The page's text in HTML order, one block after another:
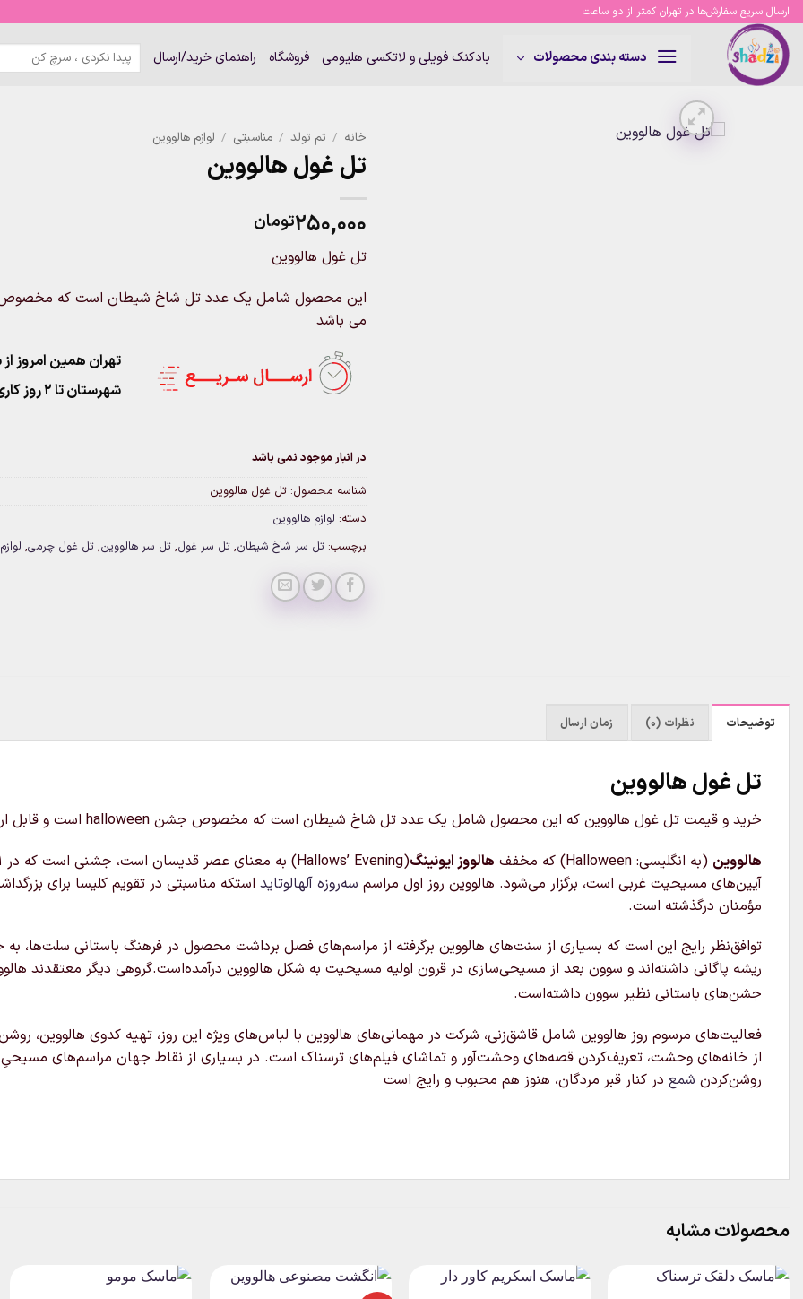
Skip
content
ارسال سریع سفارش‌ها در تهران کمتر از دو ساعت
دسته بندی محصولات بادکنک فویلی و لاتکسی هلیومی فروشگاه راهنمای خرید/ارسال
جستجو
برای:
خانه / تم تولد / مناسبتی / لوازم هالووین
تل غول هالووین
۲۵۰,۰۰۰تومان
تل غول هالووین
می باشد
تهران همین امروز از ساعت ۱۱-
شهرستان تا 2 روز کاری تحویل پست
در انبار موجود نمی باشد
شناسه محصول: تل غول هالووین
دسته: لوازم هالووین
برچسب: تل سر شاخ شیطان, تل سر غول, تل سر هالووین, تل غول چرمی,
توضیحات نظرات (0) زمان ارسال
تل غول هالووین
خرید و قیمت تل غول هالووین که این محصول شامل یک عدد تل شاخ شیطان است که مخصوص جشن halloween است و قابل ارسال به سراسر کشور می باشد
هالووین (به انگلیسی: Halloween) که مخفف هالووز ایونینگ
آیین‌های مسیحیت غربی است، برگزار می‌شود. هالووین روز اول مراسم سه‌روزه آلهالوتاید استکه مناسبتی در تقویم کلیسا برای
مؤمنان درگذشته است.
توافق‌نظر رایج این است که بسیاری از سنت‌های هالووین برگرفته از مراسم‌های فصل برداشت محصول در فرهنگ باستانی
ریشه پاگانی داشته‌اند و سوون بعد از مسیحی‌سازی در قرون اولیه مسیحیت به شکل هالووین درآمده‌است.گروهی دیگر معتقدند
جشن‌های باستانی نظیر سوون داشته‌است.
فعالیت‌های مرسوم روز هالووین شامل قاشق‌زنی، شرکت در مهمانی‌های هالووین با لباس‌های ویژه این روز، تهیه کدوی هالووین،
از خانه‌های وحشت، تعریف‌کردن قصه‌های وحشت‌آور و تماشای فیلم‌های ترسناک است. در بسیاری از نقاط جهان مراسم‌های مسیحیِ
روشن‌کردن شمع در کنار قبر مردگان، هنوز هم محبوب و رایج است
محصولات مشابه